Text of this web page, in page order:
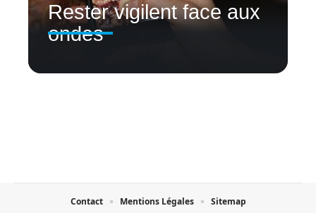
Rester vigilent face aux
ondes
Contact Mentions Légales Sitemap